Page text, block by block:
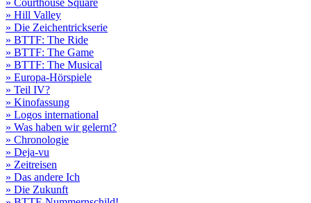
» Courthouse Square
» Hill Valley
» Die Zeichentrickserie
» BTTF: The Ride
» BTTF: The Game
» BTTF: The Musical
» Europa-Hörspiele
» Teil IV?
» Kinofassung
» Logos international
» Was haben wir gelernt?
» Chronologie
» Deja-vu
» Zeitreisen
» Das andere Ich
» Die Zukunft